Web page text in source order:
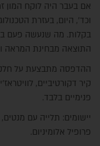
אם בעבר היה לוקח המון
וכד', היום, בעזרת
בקלות. מה שנעשה פעם
התוצאה מבחינת המראה
ההדפסה מתבצעת על
קיר דקורטיביים,
פנימיים בלבד.
יישומים: תלייה עם
פרופיל אלומיניום.